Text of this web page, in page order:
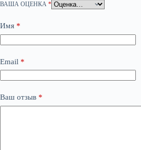
ВАША ОЦЕНКА *
Имя *
Email *
Ваш отзыв *